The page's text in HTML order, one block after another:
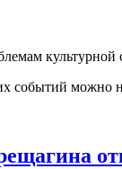
событий можно